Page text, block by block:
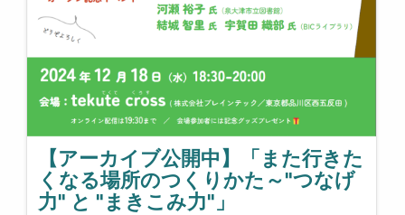
【アーカイブ公開中】「また行きた
くなる場所のつくりかた～"つなげ
力" と "まきこみ力"」